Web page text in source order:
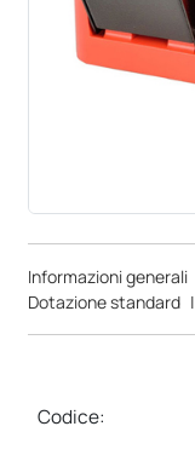
Informazioni generali
Dotazione standard |
Codice: